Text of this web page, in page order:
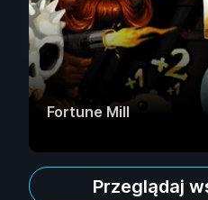
Fortune Mill
Przeglądaj